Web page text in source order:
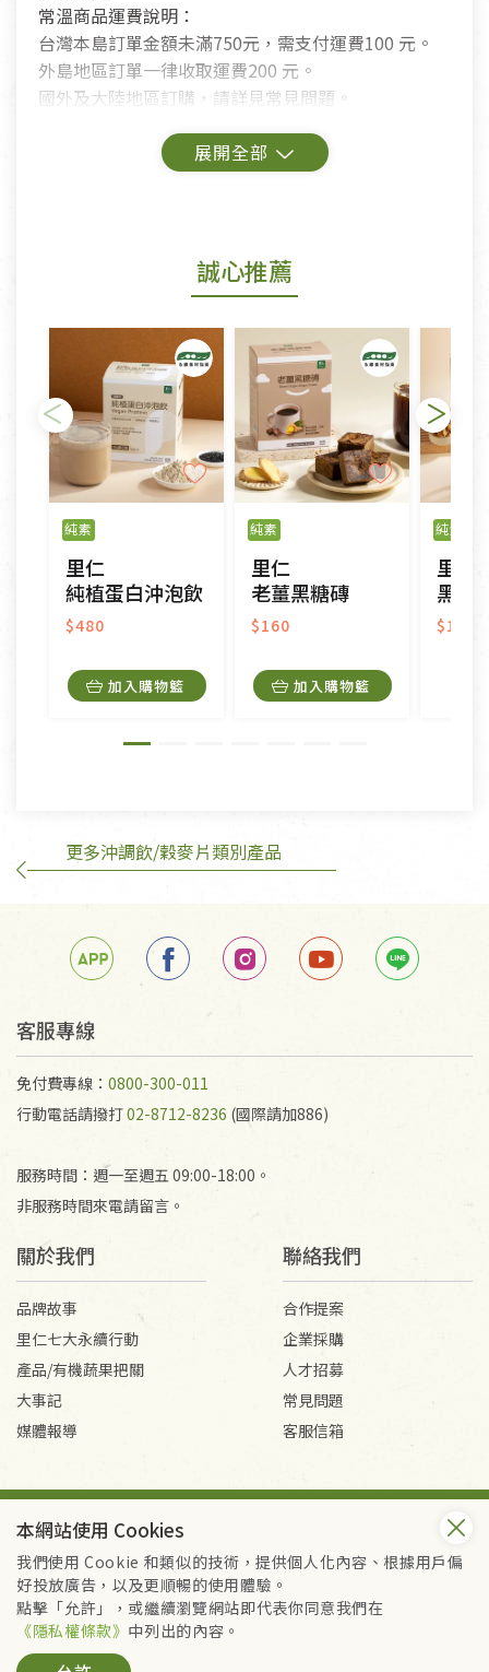
常溫商品運費說明：
台灣本島訂單金額未滿750元，需支付運費100 元。
外島地區訂單一律收取運費200 元。
國外及大陸地區訂購，請詳見常見問題。
鑑賞期商品說明：
若您購買的商品有下列「不適用七天鑑賞期商品」情
形者，除商品瑕疵以外，恕不接受退換貨.
依消保法之規定提供該商品七天免費鑑賞期(含例假
日)的服務，原則上若商品未經使用或被汙損(除商品
瑕疵)，一般皆可申請退換貨。
不適用七天鑑賞期商品：
以數位或電磁紀錄形式儲存之商品、易於變質或損壞
之商品、以及性質上無法或不適合退換之商品：如
CD、VCD、DVD、電腦軟體，若產品瑕疵無法讀取僅
接受原片換新。
衣飾鞋類-如T恤，如於送達後水洗或污損者。
美容保養用品、內衣褲、襪子、口罩等私人消耗性產
內衣褲、襪子、口罩個人衛生用品除商品本身有瑕疵
外,依據《通訊交易解除權合理例外情事適用準
訂購手抄稿退貨需知：
若未保持原包裝方式或未使用原箱退回，導致書籍有
任何折損、磨損、污損或凹角，將不接受退貨，也不
不接受退貨之手抄稿，為敬重法寶故，里仁網購無法
代為結緣處理等。 若需將手抄稿寄還給消費者，因而
產生的運費100元/箱將由消費者負擔。
誠心推薦
純素
里仁
純植蛋白沖泡飲
$480
加入購物籃
純素
里仁
老薑黑糖磚
$160
加入購物籃
純素
里仁
黑米核
$190
更多沖調飲/穀麥片類別產品
客服專線
免付費專線： 0800-300-011
行動電話請撥打02-8712-8236 (國際請加886)
服務時間：週一至週五 09:00-18:00。
非服務時間來電請留言。
關於我們
品牌故事
里仁七大永續行動
產品/有機蔬果把關
大事記
媒體報導
聯絡我們
合作提案
企業採購
人才招募
常見問題
客服信箱
Copyright © 2026 里仁事業股份有限公司(統編：16301262) /
里仁網購股份有限公司(統編：25149752)
All Rights Reserved.
本網站使用 Cookies
我們使用 Cookie 和類似的技術，提供個人化內容、根據用戶偏
好投放廣告，以及更順暢的使用體驗。
點擊「允許」，或繼續瀏覽網站即代表你同意我們在
《隱私權條款》 中列出的內容。